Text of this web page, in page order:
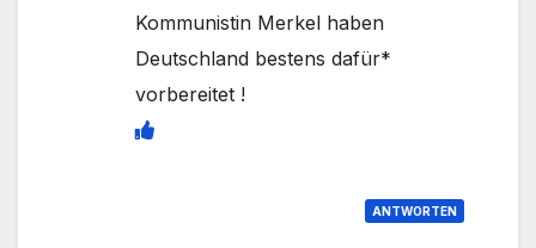
Kommunistin Merkel haben
Deutschland bestens dafür*
vorbereitet !
ANTWORTEN